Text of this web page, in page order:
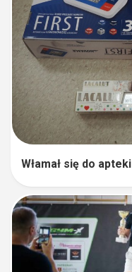
Włamał się do apteki